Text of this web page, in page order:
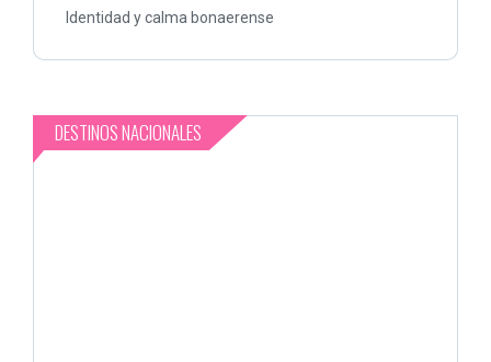
Identidad y calma bonaerense
DESTINOS NACIONALES